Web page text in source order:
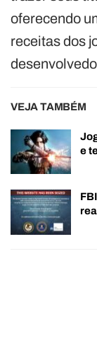
oferecendo
receitas dos
VEJA TAMBÉM
e